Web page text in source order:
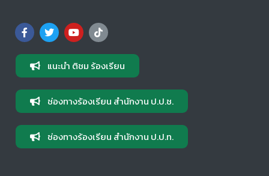
แนะนำ ติชม ร้องเรียน
ช่องทางร้องเรียน สำนักงาน ป.ป.ช.
ช่องทางร้องเรียน สำนักงาน ป.ป.ท.